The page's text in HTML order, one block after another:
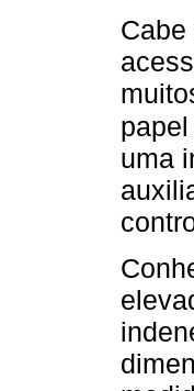
uma